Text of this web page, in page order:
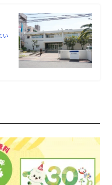
い